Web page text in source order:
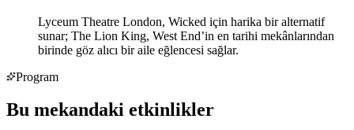
Lyceum Theatre London, Wicked için harika bir alternatif
sunar; The Lion King, West End’in en tarihi mekânlarından
birinde göz alıcı bir aile eğlencesi sağlar.
Program
Bu mekandaki etkinlikler